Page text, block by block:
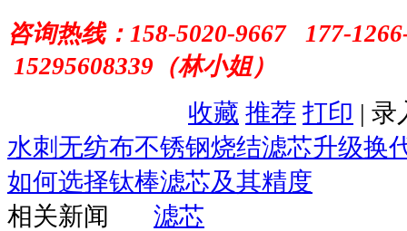
咨询热线： 158-5020-9667 177-
15295608339（林小姐）
收藏 推荐 打印 | 录
水刺无纺布不锈钢烧结滤芯升级换
如何选择钛棒滤芯及其精度
相关新闻
滤芯